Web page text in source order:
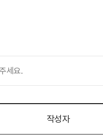
작성자